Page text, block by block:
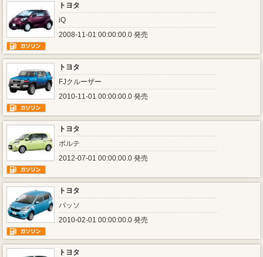
トヨタ
iQ
2008-11-01 00:00:00.0 発売
トヨタ
FJクルーザー
2010-11-01 00:00:00.0 発売
トヨタ
ポルテ
2012-07-01 00:00:00.0 発売
トヨタ
パッソ
2010-02-01 00:00:00.0 発売
トヨタ